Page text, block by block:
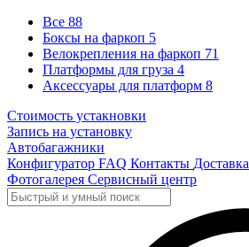
Все 88
Боксы на фаркоп 5
Велокрепления на фаркоп 71
Платформы для груза 4
Аксессуары для платформ 8
Стоимость устакновки
Запись на установку
Автобагажники
Конфигуратор FAQ Контакты Доставка
Фотогалерея Сервисный центр